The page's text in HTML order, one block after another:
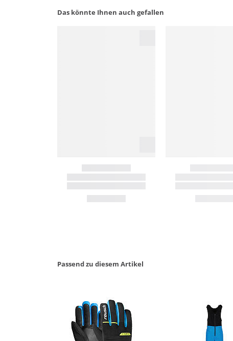
Das könnte Ihnen auch gefallen
Passend zu diesem Artikel